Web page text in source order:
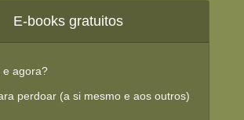
E-books gratuitos
e agora?
perdoar (a si mesmo e aos outros)